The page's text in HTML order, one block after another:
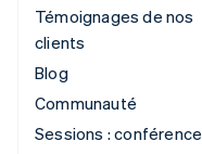
Témoignages de nos
clients
Blog
Communauté
Sessions : conférence